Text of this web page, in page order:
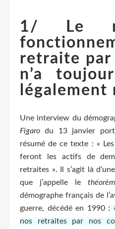
1/ Le
retraite
n’a
légalement
Une interview du
Figaro du 13 janvier
résumé de ce texte : « Les
feront les actifs de
retraites ». Il s’agit là
que j’appelle le
démographe français de
guerre, décédé en 1990 :
nos retraites par nos